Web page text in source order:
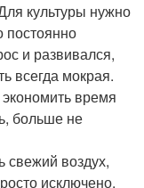
культуры нужно
постоянно
и развивался,
всегда мокрая.
время
больше не
свежий воздух,
исключено.